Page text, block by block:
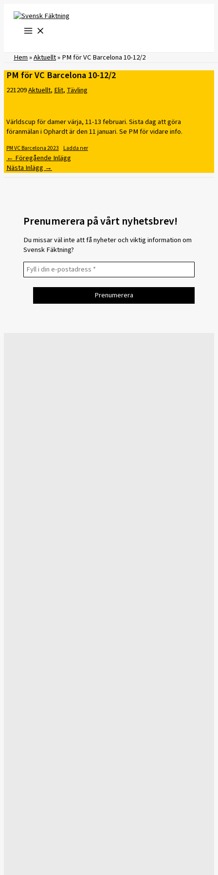
innehåll
Hem»Aktuellt»PM för VC Barcelona 10-12/2
PM för VC Barcelona 10-12/2
221209Aktuellt,Elit,Tävling
Världscup för damer värja, 11-13 februari. Sista dag att göra
föranmälan i Ophardt är den 11 januari. Se PM för vidare info.
PM VC Barcelona 2023 Ladda ner
←Föregående Inlägg
Nästa Inlägg→
Prenumerera på vårt nyhetsbrev!
Du missar väl inte att få nyheter och viktig information om
Svensk Fäktning?